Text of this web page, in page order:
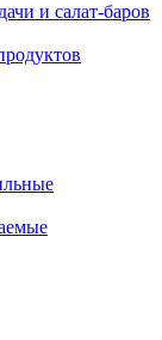
и салат-баров